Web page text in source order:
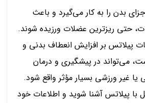
بدن را به کار می‌گیرد و باعث
حتی ریزترین عضلات ورزیده شوند.
پیلاتس بر افزایش انعطاف بدنی و
می‌تواند در پیشگیری و درمان
غیر ورزشی بسیار مؤثر واقع شود.
با پیلاتس آشنا شوید و اطلاعات خود